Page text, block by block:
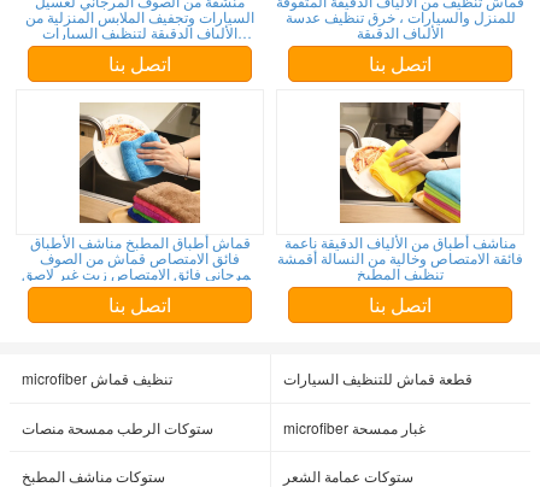
السيارات وتجفيف الملابس المنزلية من
الألياف الدقيقة لتنظيف السيارات
وامتصاص الماء بقوة 13.77 بوصة
اتصل بنا
للمنزل والسيارات ، خرق تنظيف عدسة
الألياف الدقيقة
اتصل بنا
قماش أطباق المطبخ مناشف الأطباق
فائق الامتصاص قماش من الصوف
المرجاني فائق الامتصاص زيت غير لاصق
قابل للغسل سريع التجفيف
اتصل بنا
مناشف أطباق من الألياف الدقيقة ناعمة
فائقة الامتصاص وخالية من النسالة أقمشة
تنظيف المطبخ
اتصل بنا
microfiber تنظيف قماش قطعة قماش للتنظيف السيارات
ستوكات الرطب ممسحة منصات microfiber غبار ممسحة
ستوكات مناشف المطبخ ستوكات عمامة الشعر